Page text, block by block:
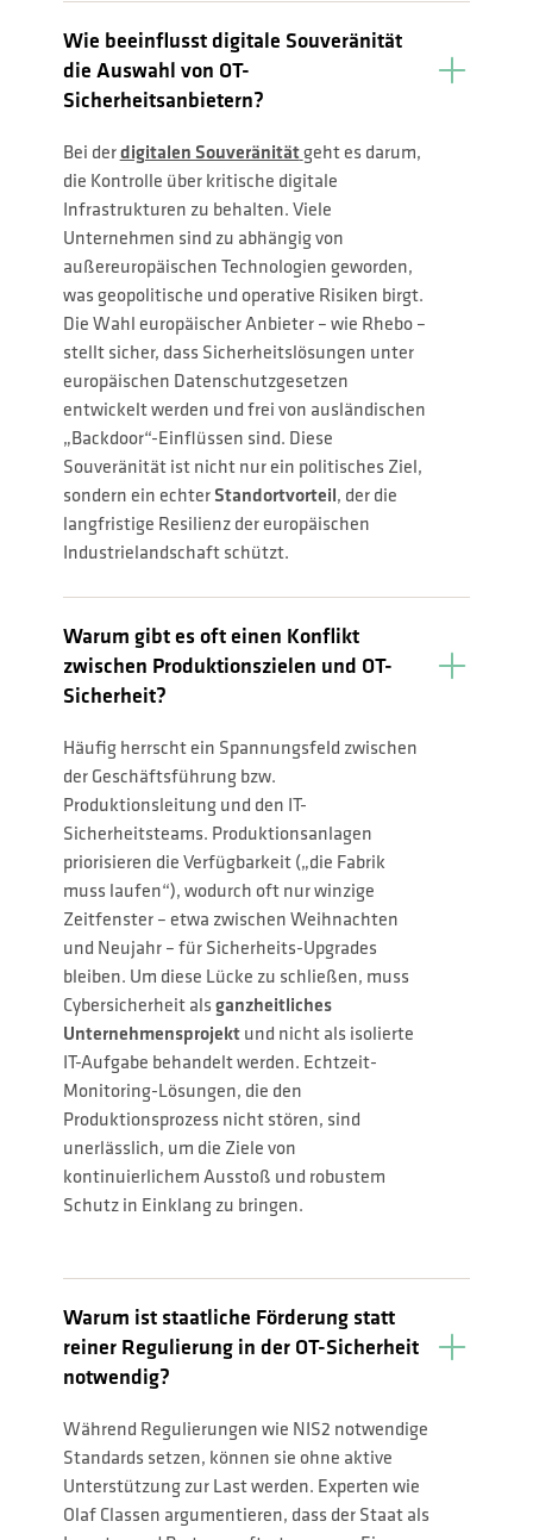
Wie beeinflusst digitale Souveränität
die Auswahl von OT-
Sicherheitsanbietern?
Bei derdigitalen Souveränitätgeht es darum,
die Kontrolle über kritische digitale
Infrastrukturen zu behalten. Viele
Unternehmen sind zu abhängig von
außereuropäischen Technologien geworden,
was geopolitische und operative Risiken birgt.
Die Wahl europäischer Anbieter – wie Rhebo –
stellt sicher, dass Sicherheitslösungen unter
europäischen Datenschutzgesetzen
entwickelt werden und frei von ausländischen
„Backdoor“-Einflüssen sind. Diese
Souveränität ist nicht nur ein politisches Ziel,
sondern ein echter Standortvorteil, der die
langfristige Resilienz der europäischen
Industrielandschaft schützt.
Warum gibt es oft einen Konflikt
zwischen Produktionszielen und OT-
Sicherheit?
Häufig herrscht ein Spannungsfeld zwischen
der Geschäftsführung bzw.
Produktionsleitung und den IT-
Sicherheitsteams. Produktionsanlagen
priorisieren die Verfügbarkeit („die Fabrik
muss laufen“), wodurch oft nur winzige
Zeitfenster – etwa zwischen Weihnachten
und Neujahr – für Sicherheits-Upgrades
bleiben. Um diese Lücke zu schließen, muss
Cybersicherheit als ganzheitliches
Unternehmensprojektund nicht als isolierte
IT-Aufgabe behandelt werden. Echtzeit-
Monitoring-Lösungen, die den
Produktionsprozess nicht stören, sind
unerlässlich, um die Ziele von
kontinuierlichem Ausstoß und robustem
Schutz in Einklang zu bringen.
Warum ist staatliche Förderung statt
reiner Regulierung in der OT-Sicherheit
notwendig?
Während Regulierungen wie NIS2 notwendige
Standards setzen, können sie ohne aktive
Unterstützung zur Last werden. Experten wie
Olaf Classen argumentieren, dass der Staat als